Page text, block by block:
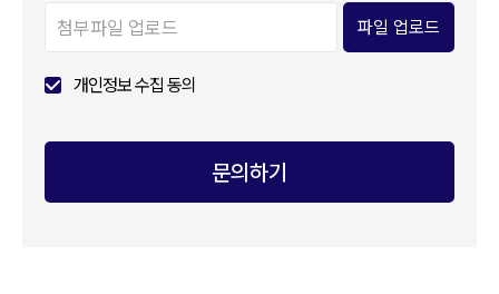
첨부파일 업로드
개인정보 수집 동의
문의하기